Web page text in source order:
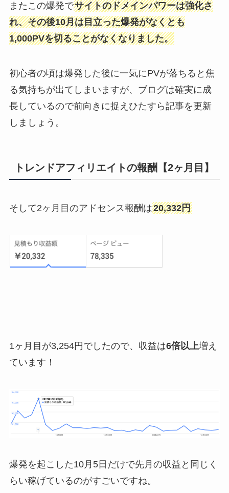
またこの爆発でサイトのドメインパワーは強化さ
れ、その後10月は目立った爆発がなくとも
1,000PVを切ることがなくなりました。
初心者の頃は爆発した後に一気にPVが落ちると焦
る気持ちが出てしまいますが、ブログは確実に成
長しているので前向きに捉えひたすら記事を更新
しましょう。
トレンドアフィリエイトの報酬【2ヶ月目】
そして2ヶ月目のアドセンス報酬は20,332円
1ヶ月目が3,254円でしたので、収益は6倍以上増え
ています！
爆発を起こした10月5日だけで先月の収益と同じく
らい稼げているのがすごいですね。